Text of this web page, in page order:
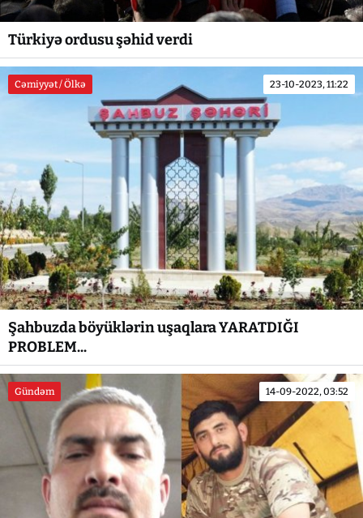
Türkiyə ordusu şəhid verdi
Cəmiyyət / Ölkə 23-10-2023, 11:22
Şahbuzda böyüklərin uşaqlara YARATDIĞI
PROBLEM...
Gündəm 14-09-2022, 03:52